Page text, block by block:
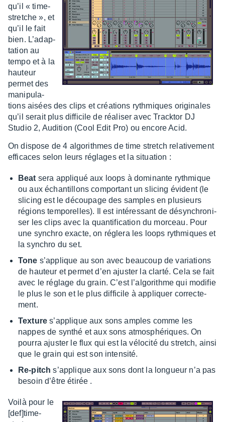
qu’il « time-
stretche », et
qu’il le fait
bien. L’adap­
ta­tion au
tempo et à la
hauteur
permet des
mani­pu­la­
tions aisées des clips et créa­tions ryth­miques origi­nales
qu’il serait plus diffi­cile de réali­ser avec Track­tor DJ
Studio 2, Audi­tion (Cool Edit Pro) ou encore Acid.
On dispose de 4 algo­rithmes de time stretch rela­ti­ve­ment
effi­caces selon leurs réglages et la situa­tion :
Beat sera appliqué aux loops à domi­nante ryth­mique
ou aux échan­tillons compor­tant un slicing évident (le
slicing est le décou­page des samples en plusieurs
régions tempo­relles). Il est inté­res­sant de désyn­chro­ni­
ser les clips avec la quan­ti­fi­ca­tion du morceau. Pour
une synchro exacte, on réglera les loops ryth­miques et
la synchro du set.
Tone s’ap­plique au son avec beau­coup de varia­tions
de hauteur et permet d’en ajus­ter la clarté. Cela se fait
avec le réglage du grain. C’est l’al­go­rithme qui modi­fie
le plus le son et le plus diffi­cile à appliquer correc­te­
ment.
Texture s’ap­plique aux sons amples comme les
nappes de synthé et aux sons atmo­sphé­riques. On
pourra ajus­ter le flux qui est la vélo­cité du stretch, ainsi
que le grain qui est son inten­sité.
Re-pitch s’ap­plique aux sons dont la longueur n’a pas
besoin d’être étirée .
Voilà pour le
[def]time-